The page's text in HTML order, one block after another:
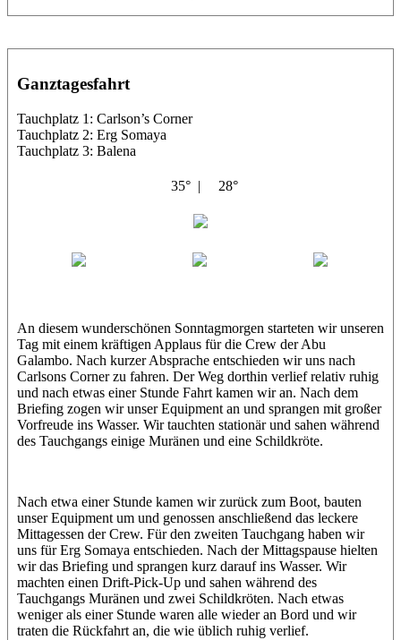
Ganztagesfahrt
Tauchplatz 1: Carlson’s Corner
Tauchplatz 2: Erg Somaya
Tauchplatz 3: Balena
35° | 28°
An diesem wunderschönen Sonntagmorgen starteten wir unseren
Tag mit einem kräftigen Applaus für die Crew der Abu
Galambo. Nach kurzer Absprache entschieden wir uns nach
Carlsons Corner zu fahren. Der Weg dorthin verlief relativ ruhig
und nach etwas einer Stunde Fahrt kamen wir an. Nach dem
Briefing zogen wir unser Equipment an und sprangen mit großer
Vorfreude ins Wasser. Wir tauchten stationär und sahen während
des Tauchgangs einige Muränen und eine Schildkröte.
Nach etwa einer Stunde kamen wir zurück zum Boot, bauten
unser Equipment um und genossen anschließend das leckere
Mittagessen der Crew. Für den zweiten Tauchgang haben wir
uns für Erg Somaya entschieden. Nach der Mittagspause hielten
wir das Briefing und sprangen kurz darauf ins Wasser. Wir
machten einen Drift-Pick-Up und sahen während des
Tauchgangs Muränen und zwei Schildkröten. Nach etwas
weniger als einer Stunde waren alle wieder an Bord und wir
traten die Rückfahrt an, die wie üblich ruhig verlief.